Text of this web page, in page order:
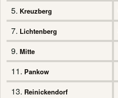
5. Kreuzberg
7. Lichtenberg
9. Mitte
11. Pankow
13. Reinickendorf